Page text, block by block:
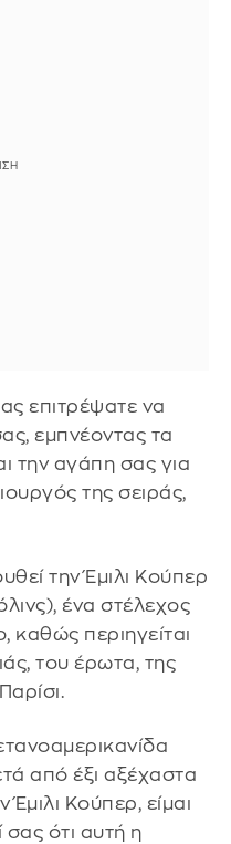
επιτρέψατε να
εμπνέοντας τα
την αγάπη σας για
της σειράς,
την Έμιλι Κούπερ
ένα στέλεχος
καθώς περιηγείται
του έρωτα, της
από έξι αξέχαστα
Κούπερ, είμαι
ότι αυτή η